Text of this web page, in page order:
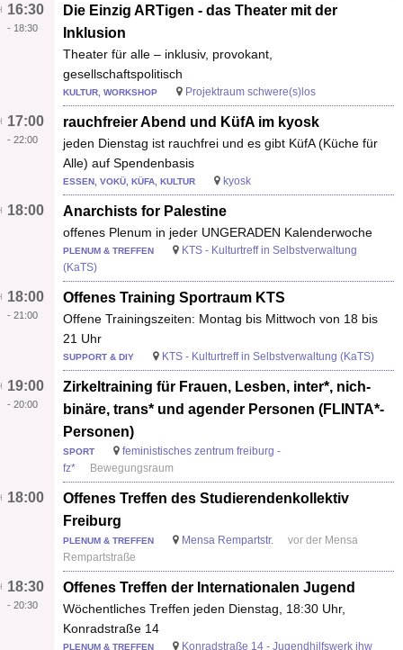
Die Einzig ARTigen - das Theater mit der
Inklusion
Theater für alle – inklusiv, provokant,
gesellschaftspolitisch
16:30
- 18:30
KULTUR, WORKSHOP Projektraum schwere(s)los
rauchfreier Abend und KüfA im kyosk
jeden Dienstag ist rauchfrei und es gibt KüfA (Küche für
Alle) auf Spendenbasis
17:00
- 22:00
ESSEN, VOKÜ, KÜFA, KULTUR kyosk
Anarchists for Palestine
offenes Plenum in jeder UNGERADEN Kalenderwoche
18:00
PLENUM & TREFFEN
KTS - Kulturtreff in Selbstverwaltung
(KaTS)
Offenes Training Sportraum KTS
Offene Trainingszeiten: Montag bis Mittwoch von 18 bis
21 Uhr
18:00
- 21:00
SUPPORT & DIY KTS - Kulturtreff in Selbstverwaltung (KaTS)
Zirkeltraining für Frauen, Lesben, inter*, nich-
binäre, trans* und agender Personen (FLINTA*-
Personen)
19:00
- 20:00
SPORT
feministisches zentrum freiburg -
fz*
Bewegungsraum
Offenes Treffen des Studierendenkollektiv
Freiburg
18:00
PLENUM & TREFFEN Mensa Rempartstr.
vor der Mensa
Rempartstraße
Offenes Treffen der Internationalen Jugend
Wöchentliches Treffen jeden Dienstag, 18:30 Uhr,
Konradstraße 14
18:30
- 20:30
PLENUM & TREFFEN Konradstraße 14 - Jugendhilfswerk jhw